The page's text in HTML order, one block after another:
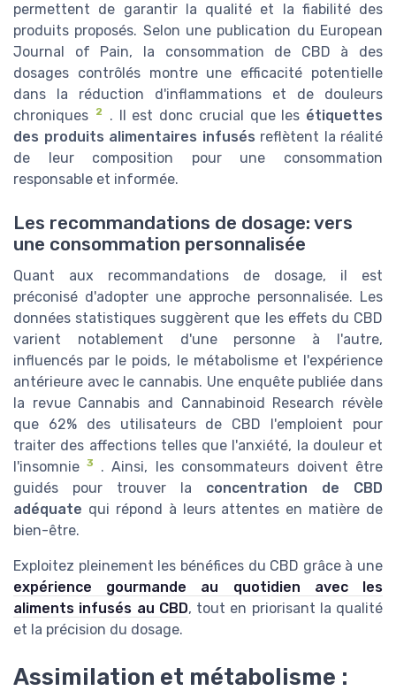
permettent de garantir la qualité et la fiabilité des
produits proposés. Selon une publication du European
Journal of Pain, la consommation de CBD à des
dosages contrôlés montre une efficacité potentielle
dans la réduction d'inflammations et de douleurs
chroniques
2 . Il est donc crucial que les étiquettes
des produits alimentaires infusés reflètent la réalité
de leur composition pour une consommation
responsable et informée.
Les recommandations de dosage: vers
une consommation personnalisée
Quant aux recommandations de dosage, il est
préconisé d'adopter une approche personnalisée. Les
données statistiques suggèrent que les effets du CBD
varient notablement d'une personne à l'autre,
influencés par le poids, le métabolisme et l'expérience
antérieure avec le cannabis. Une enquête publiée dans
la revue Cannabis and Cannabinoid Research révèle
que 62% des utilisateurs de CBD l'emploient pour
traiter des affections telles que l'anxiété, la douleur et
l'insomnie 3
. Ainsi, les consommateurs doivent être
guidés pour trouver la concentration de CBD
adéquate qui répond à leurs attentes en matière de
bien-être.
Exploitez pleinement les bénéfices du CBD grâce à une
expérience gourmande au quotidien avec les
aliments infusés au CBD, tout en priorisant la qualité
et la précision du dosage.
Assimilation et métabolisme :